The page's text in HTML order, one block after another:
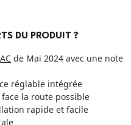
DU PRODUIT ?
de Mai 2024 avec une note
réglable intégrée
la route possible
rapide et facile